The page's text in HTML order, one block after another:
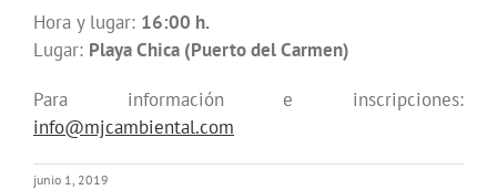
Hora y lugar: 16:00 h.
Lugar: Playa Chica (Puerto del Carmen)
Para información e inscripciones:
info@mjcambiental.com
junio 1, 2019